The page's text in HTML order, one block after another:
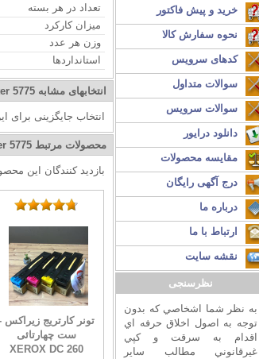
خرید و پیش فاکتور
نحوه سفارش کالا
کدهای سرویس
سوالات متداول
سوالات سرویس
دانلود درایور
مقایسه محصولات
درج آگهی رایگان
درباره ما
ارتباط با ما
نقشه سایت
نظرسنجی
به نظر شما اشخاصي که بدون
توجه به اصول اخلاق حرفه اي
اقدام به سرقت و کپي
غيرقانوني مطالب ساير
تعداد در هر بسته
میزان کارکرد
وزن هر عدد
استانداردها
انتخابهای مشابه 5775
انتخاب جایگزینی
محصولات مرتبط 5775
بازدید کنندگان این
تونر کارتریج زیراکس
ست چهارتائی
XEROX DC 260